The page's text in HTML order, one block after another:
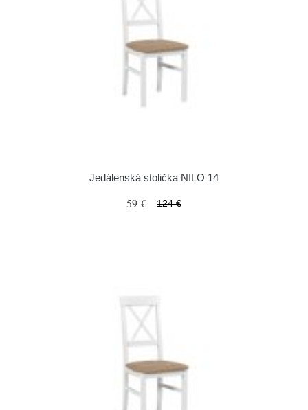
Jedálenská stolička NILO 14
59 € 124 €